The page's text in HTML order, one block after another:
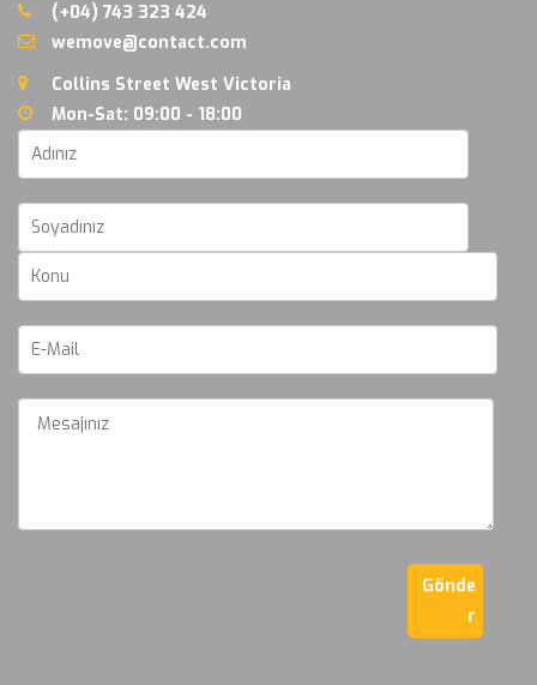
(+04) 743 323 424
wemove@contact.com
Collins Street West Victoria
Mon-Sat: 09:00 - 18:00
Gönde
r